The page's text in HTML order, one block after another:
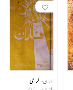
فاران، کراچی